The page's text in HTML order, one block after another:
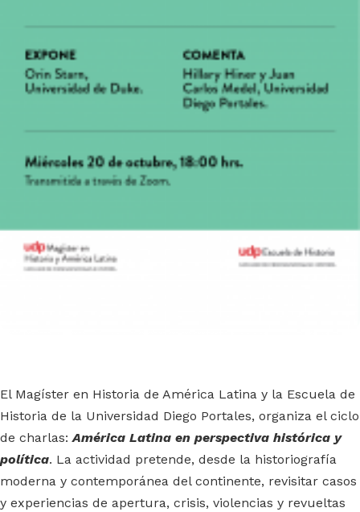
El Magíster en Historia de América Latina y la Escuela de
Historia de la Universidad Diego Portales, organiza el ciclo
de charlas:América Latina en perspectiva histórica y
política. La actividad pretende, desde la historiografía
moderna y contemporánea del continente, revisitar casos
y experiencias de apertura, crisis, violencias y revueltas